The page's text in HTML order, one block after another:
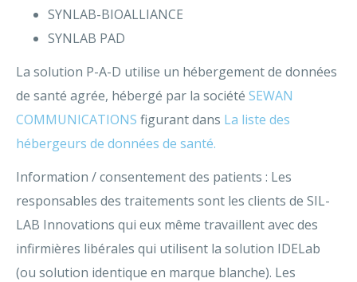
SYNLAB-BIOALLIANCE
SYNLAB PAD
La solution P-A-D utilise un hébergement de données
de santé agrée, hébergé par la société SEWAN
COMMUNICATIONS figurant dans La liste des
hébergeurs de données de santé.
Information / consentement des patients : Les
responsables des traitements sont les clients de SIL-
LAB Innovations qui eux même travaillent avec des
infirmières libérales qui utilisent la solution IDELab
(ou solution identique en marque blanche). Les